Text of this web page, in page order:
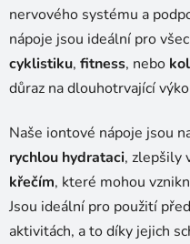
nervového systému a
nápoje jsou ideální pro
cyklistiku, fitness, nebo
důraz na dlouhotrvající
Naše iontové nápoje jsou
rychlou hydrataci, zlepšily
křečím, které mohou
Jsou ideální pro použití
aktivitách, a to díky jejich